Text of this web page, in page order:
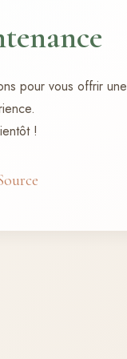
pour vous offrir une
!